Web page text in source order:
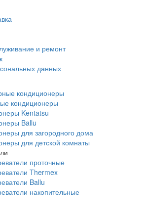
и ремонт
данных
кондиционеры
кондиционеры
Kentatsu
Ballu
для загородного дома
для детской комнаты
проточные
Thermex
Ballu
накопительные